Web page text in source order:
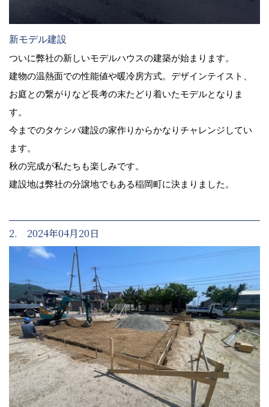
新モデル建設
ついに弊社の新しいモデルハウスの建築が始まります。
建物の温熱面での性能値や暖冷房方式。デザインテイスト、
お庭との繋がりなど長考の末たどり着いたモデルとなりま
す。
今までのタケシバ建設の家作りからかなりチャレンジしてい
ます。
秋の完成が私たちも楽しみです。
建設地は弊社の分譲地でもある稲岡町に決まりました。
2. 2024年04月20日